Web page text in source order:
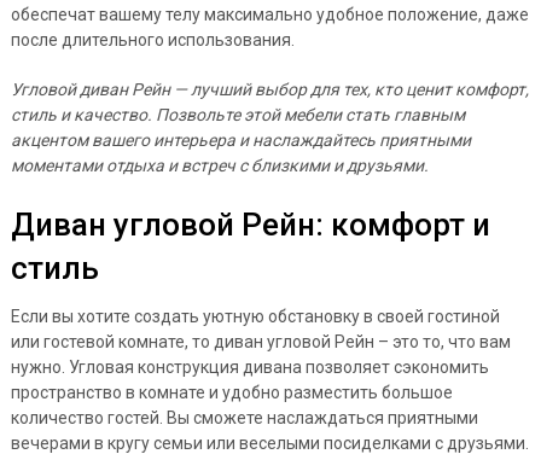
обеспечат вашему телу максимально удобное положение, даже
после длительного использования.
Угловой диван Рейн — лучший выбор для тех, кто ценит комфорт,
стиль и качество. Позвольте этой мебели стать главным
акцентом вашего интерьера и наслаждайтесь приятными
моментами отдыха и встреч с близкими и друзьями.
Диван угловой Рейн: комфорт и
стиль
Если вы хотите создать уютную обстановку в своей гостиной
или гостевой комнате, то диван угловой Рейн – это то, что вам
нужно. Угловая конструкция дивана позволяет сэкономить
пространство в комнате и удобно разместить большое
количество гостей. Вы сможете наслаждаться приятными
вечерами в кругу семьи или веселыми посиделками с друзьями.